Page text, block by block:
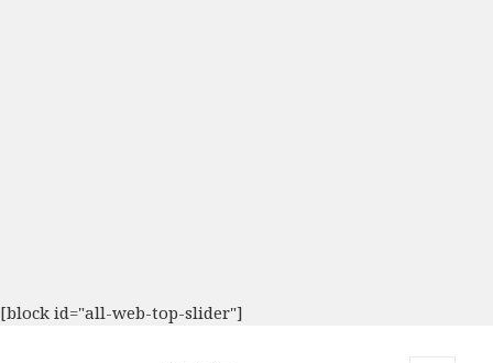
[block id="all-web-top-slider"]